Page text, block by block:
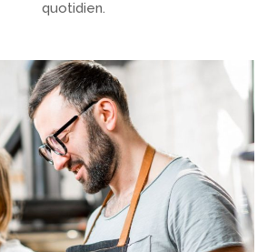
quotidien.